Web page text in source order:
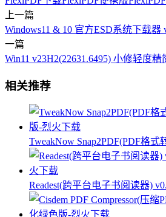
上一篇
Windows11 & 10 官方ESD系统下载器
一篇
Win11 v23H2(22631.6495) 小修轻度精
相关推荐
TweakNow Snap2PDF(PDF格式
Readest(跨平台电子书阅读器)